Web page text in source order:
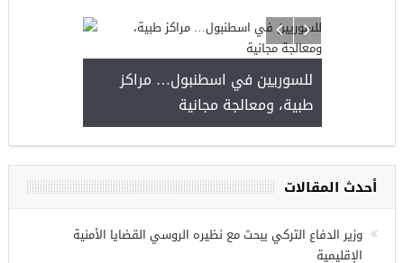
للسوريين في اسطنبول…
مجموعة فرص عمل للسوريين في
أحدث المقالات